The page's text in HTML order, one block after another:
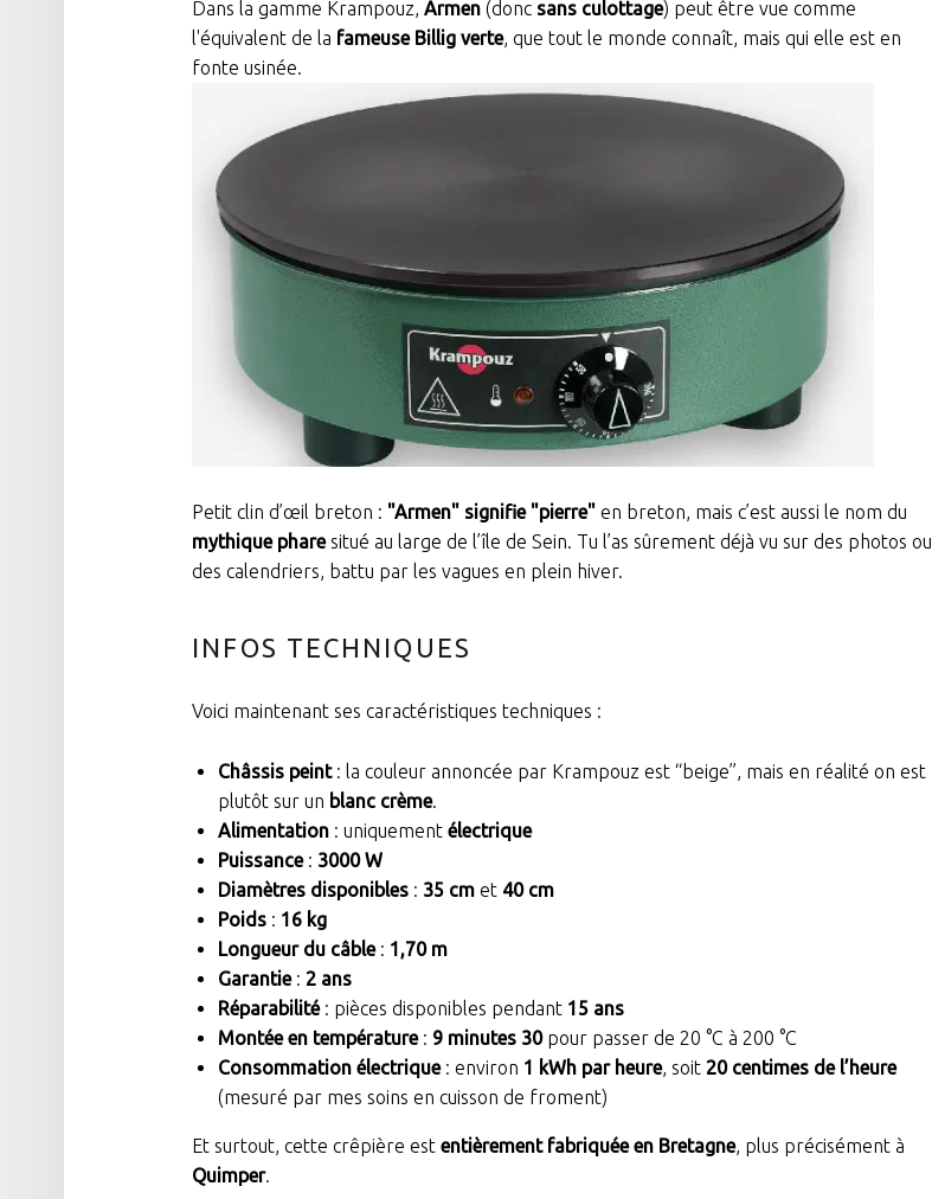
Dans la gamme Krampouz, Armen (donc sans culottage) peut être vue comme
l'équivalent de la fameuse Billig verte, que tout le monde connaît, mais qui elle est en
fonte usinée.
Petit clin d’œil breton : "Armen" signifie "pierre" en breton, mais c’est aussi le nom du
mythique pharesitué au large de l’île de Sein. Tu l’as sûrement déjà vu sur des photos ou
des calendriers, battu par les vagues en plein hiver.
INFOS TECHNIQUES
Voici maintenant ses caractéristiques techniques :
Châssis peint: la couleur annoncée par Krampouz est “beige”, mais en réalité on est
plutôt sur un blanc crème.
Alimentation : uniquementélectrique
Puissance: 3000 W
Diamètres disponibles : 35 cm et 40 cm
Poids : 16 kg
Longueur du câble: 1,70 m
Garantie: 2 ans
Réparabilité: pièces disponibles pendant 15 ans
Montée en température: 9 minutes 30pour passer de 20 °C à 200 °C
Consommation électrique: environ 1 kWh par heure, soit 20 centimes de l’heure
(mesuré par mes soins en cuisson de froment)
Et surtout, cette crêpière est entièrement fabriquée en Bretagne, plus précisément à
Quimper.